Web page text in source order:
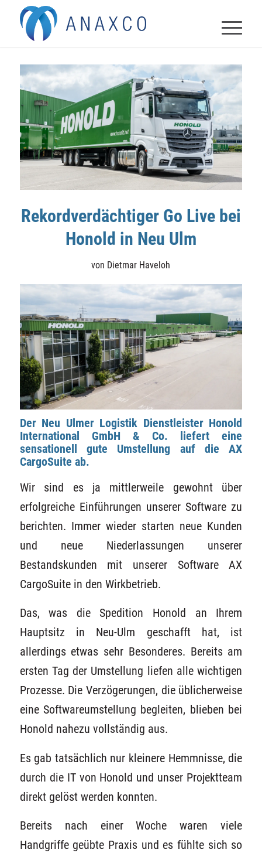
Rekordverdächtiger Go Live bei
Honold in Neu Ulm
von Dietmar Haveloh
Der Neu Ulmer Logistik Dienstleister Honold
International GmbH & Co. liefert eine
sensationell gute Umstellung auf die AX
CargoSuite ab.
Wir sind es ja mittlerweile gewohnt über
erfolgreiche Einführungen unserer Software zu
berichten. Immer wieder starten neue Kunden
und neue Niederlassungen unserer
Bestandskunden mit unserer Software AX
CargoSuite in den Wirkbetrieb.
Das, was die Spedition Honold an Ihrem
Hauptsitz in Neu-Ulm geschafft hat, ist
allerdings etwas sehr Besonderes. Bereits am
ersten Tag der Umstellung liefen alle wichtigen
Prozesse. Die Verzögerungen, die üblicherweise
eine Softwareumstellung begleiten, blieben bei
Honold nahezu vollständig aus.
Es gab tatsächlich nur kleinere Hemmnisse, die
durch die IT von Honold und unser Projektteam
direkt gelöst werden konnten.
Bereits nach einer Woche waren viele
Handgriffe geübte Praxis und es fühlte sich so